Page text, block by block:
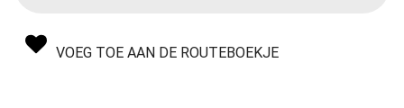
VOEG TOE AAN DE ROUTEBOEKJE